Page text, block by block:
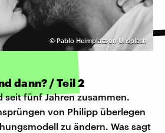
© Pablo Heimplatz on Unsplash
dann? / Teil 2
seit fünf Jahren zusammen.
von Philipp überlegen
zu ändern. Was sagt